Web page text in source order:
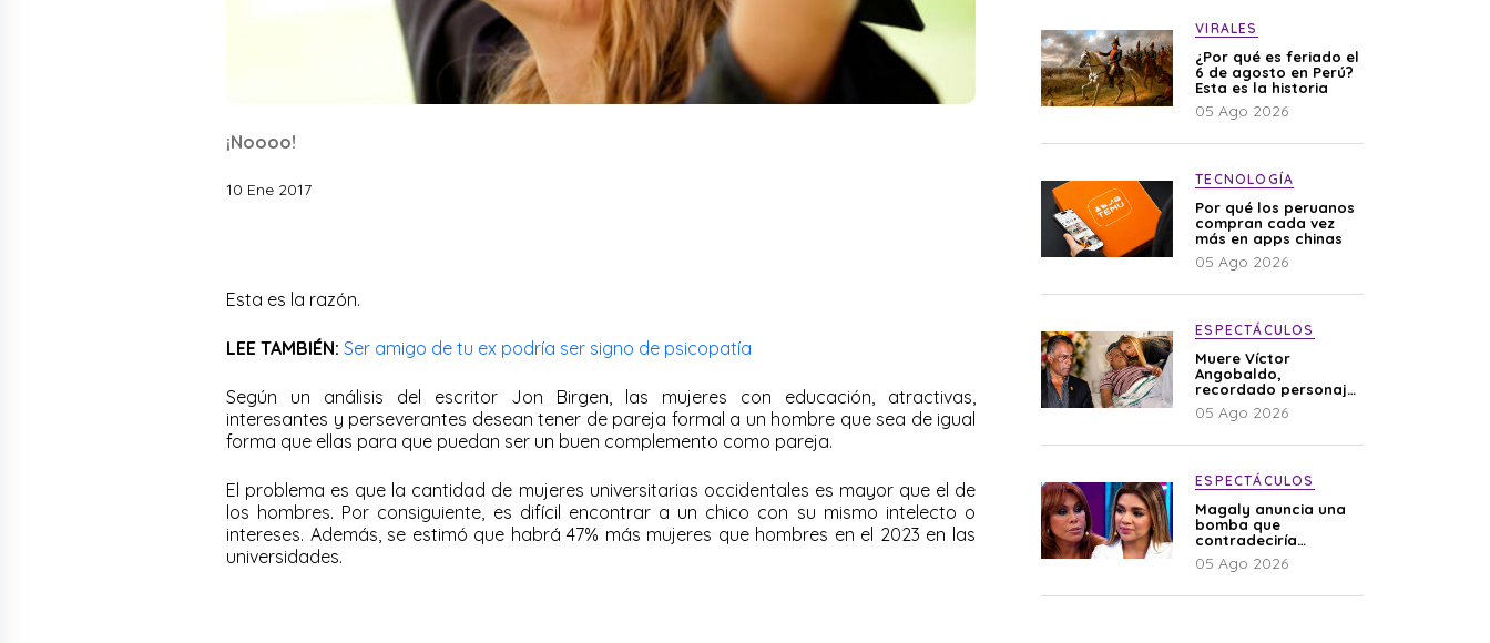
¡Noooo!
10 Ene 2017
Esta es la razón.
LEE TAMBIÉN: Ser amigo de tu ex podría ser signo de psicopatía
Según un análisis del escritor Jon Birgen, las mujeres con educación, atractivas,
interesantes y perseverantes desean tener de pareja formal a un hombre que sea de igual
forma que ellas para que puedan ser un buen complemento como pareja.
El problema es que la cantidad de mujeres universitarias occidentales es mayor que el de
los hombres. Por consiguiente, es difícil encontrar a un chico con su mismo intelecto o
intereses. Además, se estimó que habrá 47% más mujeres que hombres en el 2023 en las
universidades.
VIRALES
¿Por qué es feriado el
6 de agosto en Perú?
Esta es la historia
05 Ago 2026
TECNOLOGÍA
Por qué los peruanos
compran cada vez
más en apps chinas
05 Ago 2026
ESPECTÁCULOS
Muere Víctor
Angobaldo,
recordado personaje
de la farándula y
expareja de Shirley
05 Ago 2026
ESPECTÁCULOS
Magaly anuncia una
bomba que
contradeciría
comunicado de La
Bella Luz: “Hay un
05 Ago 2026